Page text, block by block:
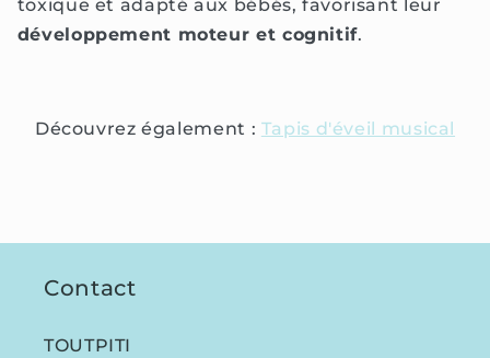
toxique et adapté aux bébés, favorisant leur
développement moteur et cognitif.
Découvrez également : Tapis d'éveil musical
Contact
TOUTPITI